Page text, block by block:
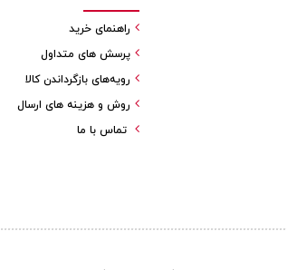
راهنمای خرید
پرسش های متداول
رویه‌های بازگرداندن کالا
روش و هزینه های ارسال
تماس با ما